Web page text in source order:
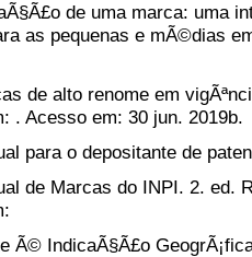
de uma marca: uma
as pequenas e mÃ©dias
de alto renome em
. Acesso em: 30 jun. 2019b.
para o depositante de
de Marcas do INPI. 2. ed.
Ã© IndicaÃ§Ã£o